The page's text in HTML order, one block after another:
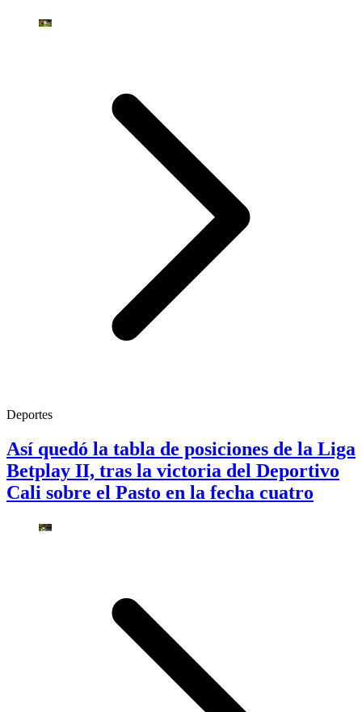
Deportes
Así quedó la tabla de posiciones de la Liga
Betplay II, tras la victoria del Deportivo
Cali sobre el Pasto en la fecha cuatro